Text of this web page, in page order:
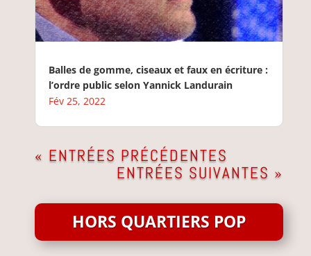
Balles de gomme, ciseaux et faux en écriture :
l’ordre public selon Yannick Landurain
Fév 25, 2022
« ENTRÉES PRÉCÉDENTES
ENTRÉES SUIVANTES »
HORS QUARTIERS POP